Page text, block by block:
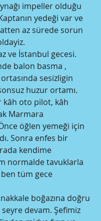
impeller olduğu
yedeği var ve
az sürede sorun
ve İstanbul gecesi.
balon basma ,
sesizligin
huzur ortamı.
kâh oto pilot, kâh
Marmara
öğlen yemeği için
Sonra enfes bir
kendime
normalde tavuklarla
tüm gece
boğazına doğru
devam. Şefimiz